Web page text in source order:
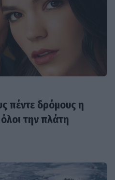
πέντε δρόμους η
την πλάτη